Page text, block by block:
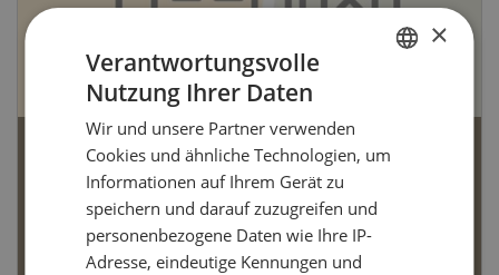
Bio-Artikel
×
Verantwortungsvolle
Nutzung Ihrer Daten
Wir und unsere Partner verwenden
Cookies und ähnliche Technologien, um
Informationen auf Ihrem Gerät zu
speichern und darauf zuzugreifen und
personenbezogene Daten wie Ihre IP-
Adresse, eindeutige Kennungen und